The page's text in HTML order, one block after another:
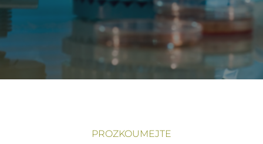
PROZKOUMEJTE